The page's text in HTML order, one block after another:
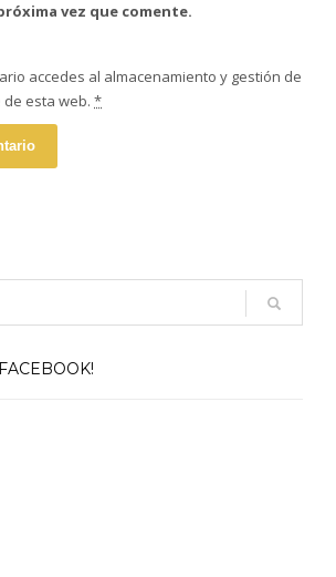
vez que comente.
accedes al almacenamiento y gestión de
esta web. *